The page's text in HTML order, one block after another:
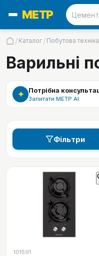
/ Каталог / Побутова техніка
Варильні
✦ Потрібна
Запитати МЕТР АІ
Фільтри
101591